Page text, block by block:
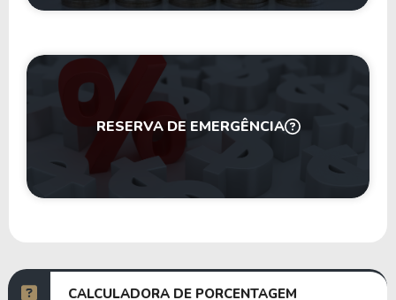
RESERVA DE EMERGÊNCIA
CALCULADORA DE PORCENTAGEM